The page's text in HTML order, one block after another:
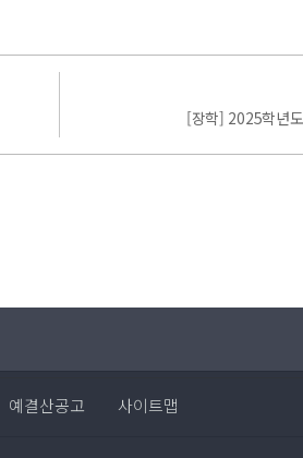
[장학] 2025학년
예결산공고 사이트맵